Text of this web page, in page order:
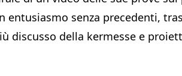
entusiasmo senza precedenti,
discusso della kermesse e